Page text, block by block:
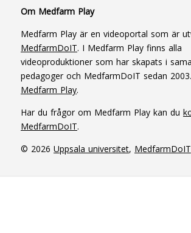
Om Medfarm Play
Medfarm Play är en videoportal som är
MedfarmDoIT. I Medfarm Play finns alla
videoproduktioner som har skapats i
pedagoger och MedfarmDoIT sedan 2003.
Medfarm Play.
Har du frågor om Medfarm Play kan du
MedfarmDoIT.
© 2026 Uppsala universitet, MedfarmDoIT